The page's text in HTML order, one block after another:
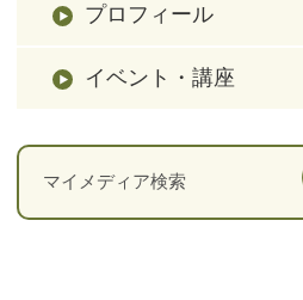
プロフィール
イベント・講座